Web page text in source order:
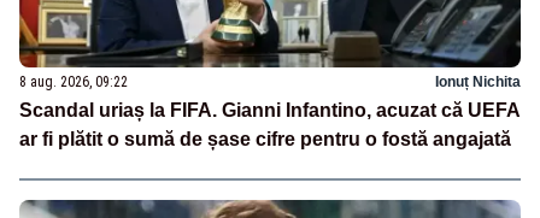
8 aug. 2026, 09:22 Ionuț Nichita
Scandal uriaș la FIFA. Gianni Infantino, acuzat că UEFA
ar fi plătit o sumă de șase cifre pentru o fostă angajată